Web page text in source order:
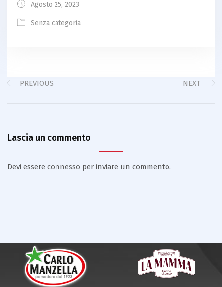
Agosto 25, 2023
Senza categoria
PREVIOUS NEXT
Lascia un commento
Devi essere connesso per inviare un commento.